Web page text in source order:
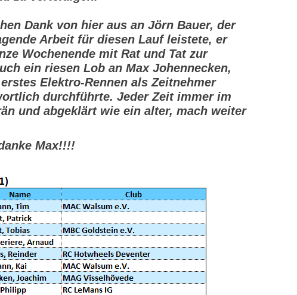
Dank von hier aus an Jörn Bauer, der
Arbeit für diesen Lauf leistete, er
Wochenende mit Rat und Tat zur
ein riesen Lob an Max Johennecken,
Elektro-Rennen als Zeitnehmer
durchführte. Jeder Zeit immer im
und abgeklärt wie ein alter, mach weiter
Max!!!!